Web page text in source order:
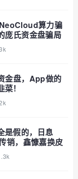
算力骗
庞氏资金盘骗局
金盘，App做的
！
是假的，日息
销，鑫慷嘉换皮